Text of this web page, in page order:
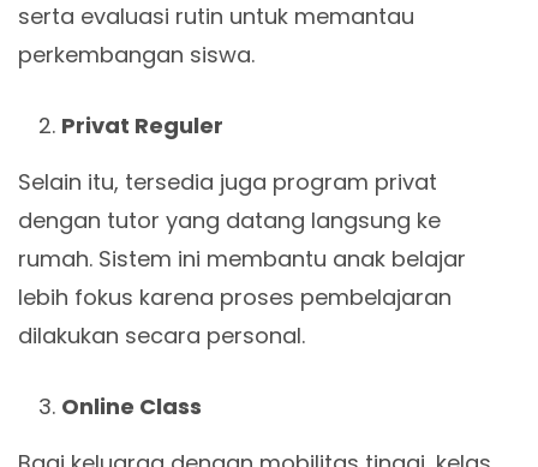
serta evaluasi rutin untuk memantau
perkembangan siswa.
Privat Reguler
Selain itu, tersedia juga program privat
dengan tutor yang datang langsung ke
rumah. Sistem ini membantu anak belajar
lebih fokus karena proses pembelajaran
dilakukan secara personal.
Online Class